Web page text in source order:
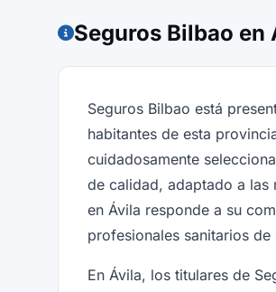
Seguros Bilbao en
Seguros Bilbao está
habitantes de esta
cuidadosamente
de calidad, adaptado a las
en Ávila responde a su
profesionales sanitarios
En Ávila, los titulares de